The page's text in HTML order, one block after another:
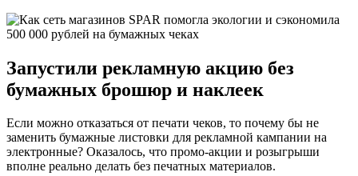
Запустили рекламную акцию без
бумажных брошюр и наклеек
Если можно отказаться от печати чеков, то почему бы не
заменить бумажные листовки для рекламной кампании на
электронные? Оказалось, что промо-акции и розыгрыши
вполне реально делать без печатных материалов.